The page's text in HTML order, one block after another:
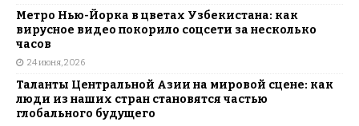
Метро Нью-Йорка в цветах Узбекистана: как
вирусное видео покорило соцсети за несколько
часов
24 июня, 2026
Таланты Центральной Азии на мировой сцене: как
люди из наших стран становятся частью
глобального будущего